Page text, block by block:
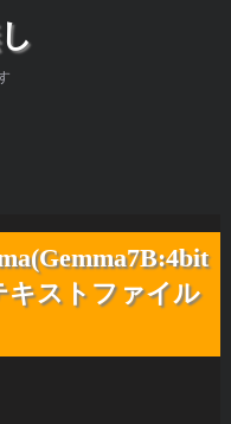
キストファイル